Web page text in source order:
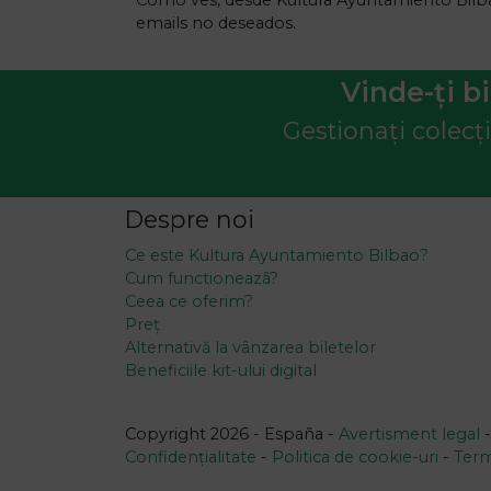
emails no deseados.
Vinde-ți
Gestionați
Despre noi
Ce este Kultura Ayuntamiento Bilbao?
Cum functioneazã?
Ceea ce oferim?
Preț
Alternativă la vânzarea biletelor
Beneficiile kit-ului digital
Copyright 2026 - España - Avertisment legal
Confidențialitate - Politica de cookie-uri -